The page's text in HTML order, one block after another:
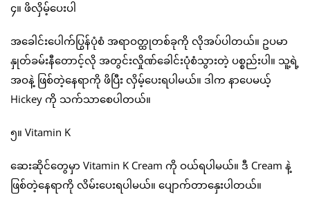
၄။ ဖိလှိမ့်ပေးပါ
အခေါင်းပေါက်ပြွန်ပုံစံ အရာဝတ္ထုတစ်ခုကို လိုအပ်ပါတယ်။ ဥပမာ
နှုတ်ခမ်းနီတောင့်လို အတွင်းလှိုဏ်ခေါင်းပုံစံသွားတဲ့ ပစ္စည်းပါ။ သူ့ရဲ့
အဝနဲ့ ဖြစ်တဲ့နေရာကို ဖိပြီး လှိမ့်ပေးရပါမယ်။ ဒါက နာပေမယ့်
Hickey ကို သက်သာစေပါတယ်။
၅။ Vitamin K
ဆေးဆိုင်တွေမှာ Vitamin K Cream ကို ဝယ်ရပါမယ်။ ဒီ Cream နဲ့
ဖြစ်တဲ့နေရာကို လိမ်းပေးရပါမယ်။ ပျောက်တာနှေးပါတယ်။